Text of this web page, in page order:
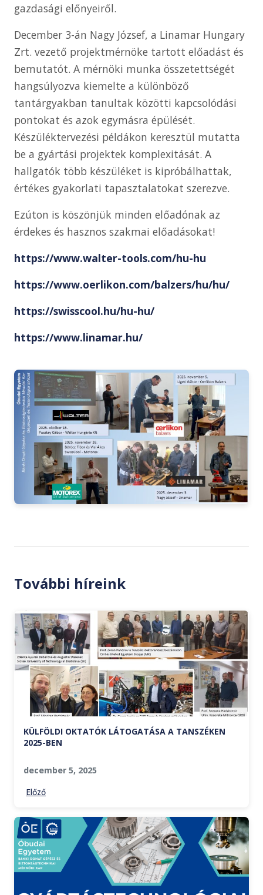
gazdasági előnyeiről.
December 3-án Nagy József, a Linamar Hungary
Zrt. vezető projektmérnöke tartott előadást és
bemutatót. A mérnöki munka összetettségét
hangsúlyozva kiemelte a különböző
tantárgyakban tanultak közötti kapcsolódási
pontokat és azok egymásra épülését.
Készüléktervezési példákon keresztül mutatta
be a gyártási projektek komplexitását. A
hallgatók több készüléket is kipróbálhattak,
értékes gyakorlati tapasztalatokat szerezve.
Ezúton is köszönjük minden előadónak az
érdekes és hasznos szakmai előadásokat!
https://www.walter-tools.com/hu-hu
https://www.oerlikon.com/balzers/hu/hu/
https://swisscool.hu/hu-hu/
https://www.linamar.hu/
További híreink
KÜLFÖLDI OKTATÓK LÁTOGATÁSA A TANSZÉKEN
2025-BEN
december 5, 2025
Előző